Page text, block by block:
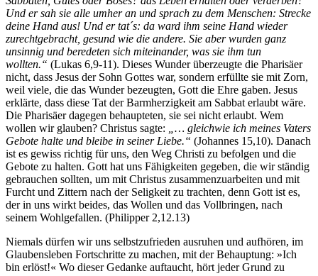
Und er sah sie alle umher an und sprach zu dem Menschen: Strecke
deine Hand aus! Und er tat´s: da ward ihm seine Hand wieder
zurechtgebracht, gesund wie die andere. Sie aber wurden ganz
unsinnig und beredeten sich miteinander, was sie ihm tun
wollten.“ (Lukas 6,9-11). Dieses Wunder überzeugte die Pharisäer
nicht, dass Jesus der Sohn Gottes war, sondern erfüllte sie mit Zorn,
weil viele, die das Wunder bezeugten, Gott die Ehre gaben. Jesus
erklärte, dass diese Tat der Barmherzigkeit am Sabbat erlaubt wäre.
Die Pharisäer dagegen behaupteten, sie sei nicht erlaubt. Wem
wollen wir glauben? Christus sagte:
„… gleichwie ich meines Vaters
Gebote halte und bleibe in seiner Liebe.“ (Johannes 15,10). Danach
ist es gewiss richtig für uns, den Weg Christi zu befolgen und die
Gebote zu halten. Gott hat uns Fähigkeiten gegeben, die wir ständig
gebrauchen sollten, um mit Christus zusammenzuarbeiten und mit
Furcht und Zittern nach der Seligkeit zu trachten, denn Gott ist es,
der in uns wirkt beides, das Wollen und das Vollbringen, nach
seinem Wohlgefallen. (Philipper 2,12.13)
Niemals dürfen wir uns selbstzufrieden ausruhen und aufhören, im
Glaubensleben Fortschritte zu machen, mit der Behauptung: »Ich
bin erlöst!« Wo dieser Gedanke auftaucht, hört jeder Grund zu